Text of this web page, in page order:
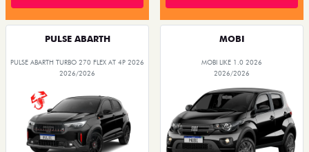
PULSE ABARTH
PULSE ABARTH TURBO 270 FLEX AT 4P 2026
2026/2026
MOBI
MOBI LIKE 1.0 2026
2026/2026